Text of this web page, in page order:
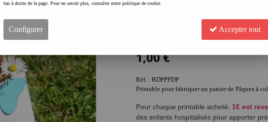
REVE DE PAN Printable -
sorties | moment convivial
1,00€
Réf. : RDPPPDP
Printable pour fabriquer un panier de Pâques à
Pour chaque printable acheté, 1€ est
des enfants hospitalisés pour apporter
bas à droite de la page. Pour en savoir plus, consulter notre politique de cookie.
Configurer Accepter tout